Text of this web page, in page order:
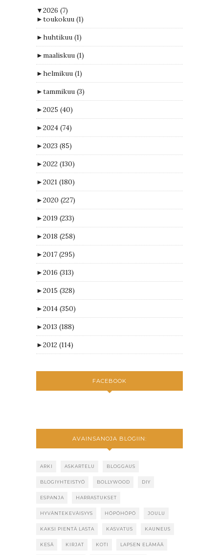
▼2026 (7)
►toukokuu (1)
►huhtikuu (1)
►maaliskuu (1)
►helmikuu (1)
►tammikuu (3)
►2025 (40)
►2024 (74)
►2023 (85)
►2022 (130)
►2021 (180)
►2020 (227)
►2019 (233)
►2018 (258)
►2017 (295)
►2016 (313)
►2015 (328)
►2014 (350)
►2013 (188)
►2012 (114)
FACEBOOK
AVAINSANOJA BLOGIIN:
ARKI ASKARTELU BLOGGAUS
BLOGIYHTEISTYÖ BOLLYWOOD DIY
ESPANJA HARRASTUKSET
HYVÄNTEKEVÄISYYS HÖPÖHÖPÖ JOULU
KAKSI PIENTÄ LASTA KASVATUS KAUNEUS
KESÄ KIRJAT KOTI LAPSEN ELÄMÄÄ